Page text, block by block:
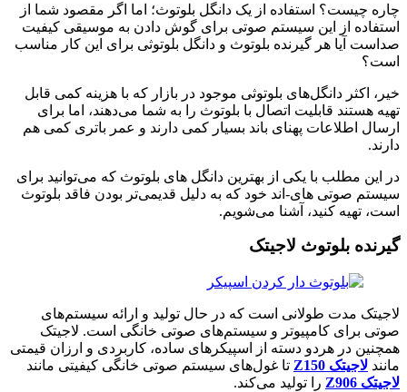
چاره چیست؟ استفاده از یک دانگل بلوتوث؛ اما اگر مقصود شما از
استفاده از این سیستم صوتی برای گوش دادن به موسیقی کیفیت
صداست آیا هر گیرنده بلوتوث و دانگل بلوتوثی برای این کار مناسب
است؟
خیر، اکثر دانگل‌های بلوتوثی موجود در بازار که با هزینه کمی قابل
تهیه هستند قابلیت اتصال با بلوتوث را به شما می‌دهند، اما برای
ارسال اطلاعات پهنای باند بسیار کمی دارند و عمر باتری کمی هم
دارند.
در این مطلب با یکی از بهترین دانگل های بلوتوث که می‌توانید برای
سیستم صوتی های-اند خود که به دلیل قدیمی‌تر بودن فاقد بلوتوث
است، تهیه کنید، آشنا می‌شویم.
گیرنده بلوتوث لاجیتک
لاجیتک مدت طولانی است که در حال تولید و ارائه سیستم‌های
صوتی برای کامپیوتر و سیستم‌های صوتی خانگی است. لاجیتک
همچنین در هردو دسته از اسپیکرهای ساده، کاربردی و ارزان قیمتی
مانند لاجیتک Z150
تا غول‌های سیستم صوتی خانگی کیفیتی مانند
لاجیتک Z906
را تولید می‌کند.